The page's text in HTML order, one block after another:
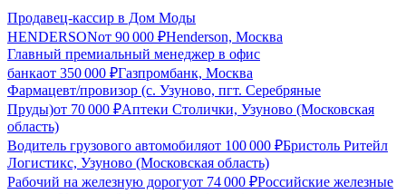
Продавец-кассир в Дом Моды
HENDERSONот 90 000 ₽Henderson, Москва
Главный премиальный менеджер в офис
банкаот 350 000 ₽Газпромбанк, Москва
Фармацевт/провизор (с. Узуново, пгт. Серебряные
Пруды)от 70 000 ₽Аптеки Столички, Узуново (Московская
область)
Водитель грузового автомобиляот 100 000 ₽Бристоль Ритейл
Логистикс, Узуново (Московская область)
Рабочий на железную дорогуот 74 000 ₽Российские железные